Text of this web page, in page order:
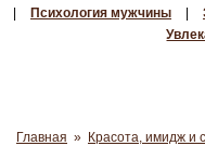
Психология мужчины
Главная » Красота, имидж и